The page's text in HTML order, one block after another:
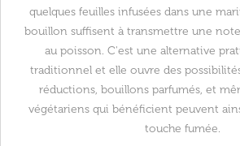
quelques feuilles infusées dans une
bouillon suffisent à transmettre une
au poisson. C'est une alternative
traditionnel et elle ouvre des
réductions, bouillons parfumés, et
végétariens qui bénéficient peuvent
touche fumée.